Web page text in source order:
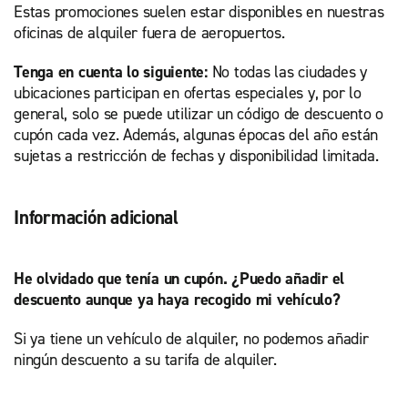
Estas promociones suelen estar disponibles en nuestras
oficinas de alquiler fuera de aeropuertos.
Tenga en cuenta lo siguiente: No todas las ciudades y
ubicaciones participan en ofertas especiales y, por lo
general, solo se puede utilizar un código de descuento o
cupón cada vez. Además, algunas épocas del año están
sujetas a restricción de fechas y disponibilidad limitada.
Información adicional
He olvidado que tenía un cupón. ¿Puedo añadir el
descuento aunque ya haya recogido mi vehículo?
Si ya tiene un vehículo de alquiler, no podemos añadir
ningún descuento a su tarifa de alquiler.